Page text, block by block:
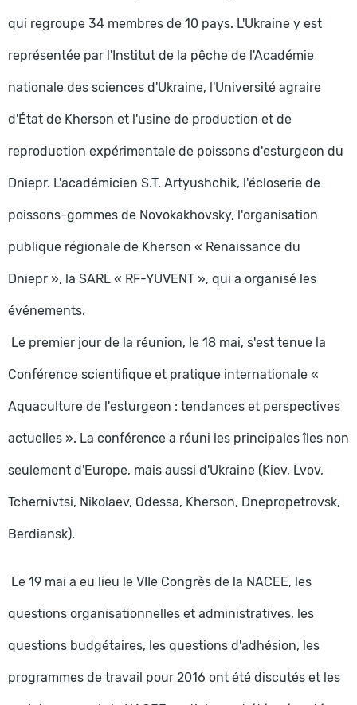
qui regroupe 34 membres de 10 pays. L'Ukraine y est
représentée par l'Institut de la pêche de l'Académie
nationale des sciences d'Ukraine, l'Université agraire
d'État de Kherson et l'usine de production et de
reproduction expérimentale de poissons d'esturgeon du
Dniepr. L'académicien S.T. Artyushchik, l'écloserie de
poissons-gommes de Novokakhovsky, l'organisation
publique régionale de Kherson « Renaissance du
Dniepr », la SARL « RF-YUVENT », qui a organisé les
événements.
Le premier jour de la réunion, le 18 mai, s'est tenue la
Conférence scientifique et pratique internationale «
Aquaculture de l'esturgeon : tendances et perspectives
actuelles ». La conférence a réuni les principales îles non
seulement d'Europe, mais aussi d'Ukraine (Kiev, Lvov,
Tchernivtsi, Nikolaev, Odessa, Kherson, Dnepropetrovsk,
Berdiansk).
Le 19 mai a eu lieu le VIIe Congrès de la NACEE, les
questions organisationnelles et administratives, les
questions budgétaires, les questions d'adhésion, les
programmes de travail pour 2016 ont été discutés et les